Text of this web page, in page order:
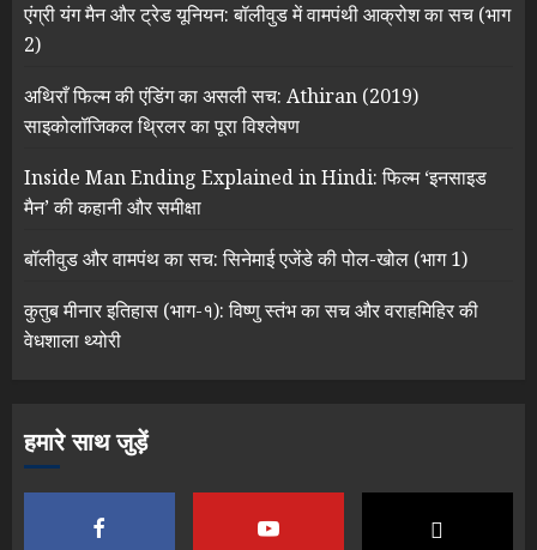
एंग्री यंग मैन और ट्रेड यूनियन: बॉलीवुड में वामपंथी आक्रोश का सच (भाग
2)
अथिराँ फिल्म की एंडिंग का असली सच: Athiran (2019)
साइकोलॉजिकल थ्रिलर का पूरा विश्लेषण
Inside Man Ending Explained in Hindi: फिल्म ‘इनसाइड
मैन’ की कहानी और समीक्षा
बॉलीवुड और वामपंथ का सच: सिनेमाई एजेंडे की पोल-खोल (भाग 1)
कुतुब मीनार इतिहास (भाग-१): विष्णु स्तंभ का सच और वराहमिहिर की
वेधशाला थ्योरी
हमारे साथ जुड़ें